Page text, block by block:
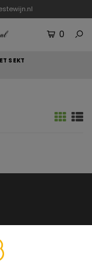
0
SEKT
qualité supérieure
et mis en bouteille